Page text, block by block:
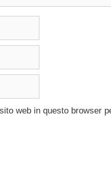
web in questo browser